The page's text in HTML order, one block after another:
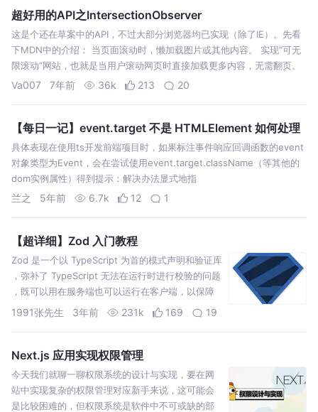
超好用的API之IntersectionObserver
这是个还在草案中的API，不过大部分浏览器均已实现（除了IE）。先看
下MDN中的介绍： 当页面滚动时，懒加载图片或其他内容。 实现“可无
限滚动”网站，也就是当用户滚动网页时直接加载更多内容，无需翻页。
滚动到相应区域来执行相应动画或其他任务。 一直以来，检测元素的可
Va007 7年前 36k 213 20
【每日一记】event.target 不是 HTMLElement 如何处理
具体表现在使用ts开发前端项目时，如果标注事件响应回调函数的event
对象类型为Event，会在尝试使用event.target.className（等其他的
dom实例属性）得到提示：解决办法显式地指
兰之 5年前 6.7k 12 1
【超详细】Zod 入门教程
Zod 是一个以 TypeScript 为首的模式声明和验证库
，弥补了 TypeScript 无法在运行时进行校验的问题
，既可以用在服务端也可以运行在客户端，以保障
Web Apps 的类型安全
1991张先生 3年前 231k 169 19
Next.js 应用实现权限管理
今天我们就聊一聊权限系统的设计与实现，要在网
站中实现复杂的权限管理对应新手来说，这可能会
是比较困难的，但权限系统是软件中不可或缺的部